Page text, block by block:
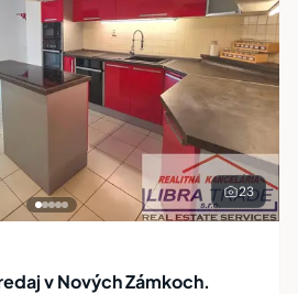
23
v Nových Zámkoch.